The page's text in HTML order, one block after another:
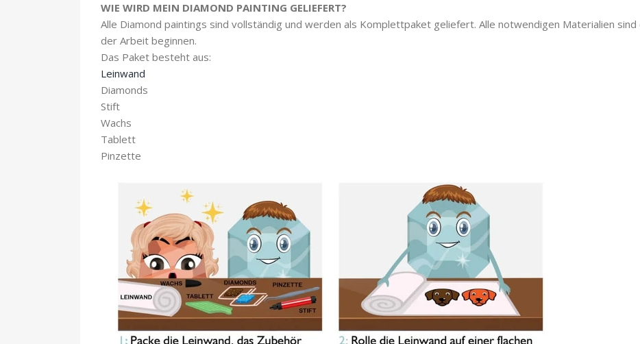
WIE WIRD MEIN DIAMOND PAINTING GELIEFERT?
Alle Diamond paintings sind vollständig und werden als Komplettpaket geliefert. Alle notwendigen Materialien
der Arbeit beginnen.
Das Paket besteht aus:
Leinwand
Diamonds
Stift
Wachs
Tablett
Pinzette